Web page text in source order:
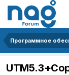
Программное